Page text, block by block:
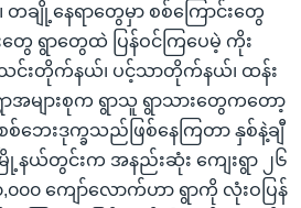
တချို့နေရာတွေမှာ စစ်ကြောင်းတွေ
တွေ ရွာတွေထဲ ပြန်ဝင်ကြပေမဲ့ ကိုး
င်းတိုက်နယ်၊ ပင့်သာတိုက်နယ်၊ ထန်း
များစုက ရွာသူ ရွာသားတွေကတော့
စ်ဘေးဒုက္ခသည်ဖြစ်နေကြတာ နှစ်နဲ့ချီ
ြို့နယ်တွင်းက အနည်းဆုံး ကျေးရွာ ၂၆
၀၀ ကျော်လောက်ဟာ ရွာကို လုံးဝပြန်